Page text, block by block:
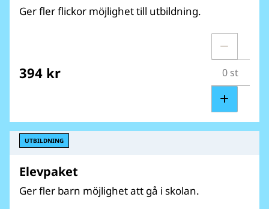
Ger fler flickor möjlighet till utbildning.
394 kr
UTBILDNING
Elevpaket
Ger fler barn möjlighet att gå i skolan.